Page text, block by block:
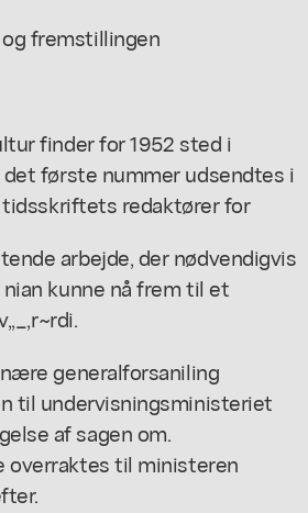
fremstillingen
finder for 1952 sted i
første nummer udsendtes i
tidsskriftets redaktører for
arbejde, der nødvendigvis
kunne nå frem til et
generalforsaniling
til undervisningsministeriet
af sagen om.
overraktes til ministeren